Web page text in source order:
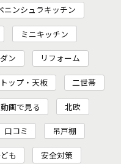
ニンシュラキッチン
ミニキッチン
ン リフォーム
ップ・天板 二世帯
動画で見る 北欧
口コミ 吊戸棚
も 安全対策